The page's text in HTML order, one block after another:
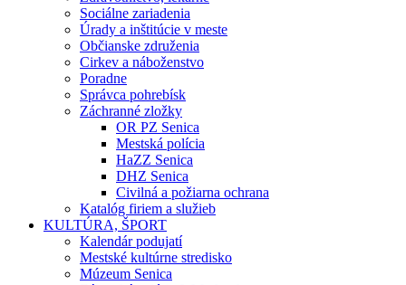
Sociálne zariadenia
Úrady a inštitúcie v meste
Občianske združenia
Cirkev a náboženstvo
Poradne
Správca pohrebísk
Záchranné zložky
OR PZ Senica
Mestská polícia
HaZZ Senica
DHZ Senica
Civilná a požiarna ochrana
Katalóg firiem a služieb
KULTÚRA, ŠPORT
Kalendár podujatí
Mestské kultúrne stredisko
Múzeum Senica